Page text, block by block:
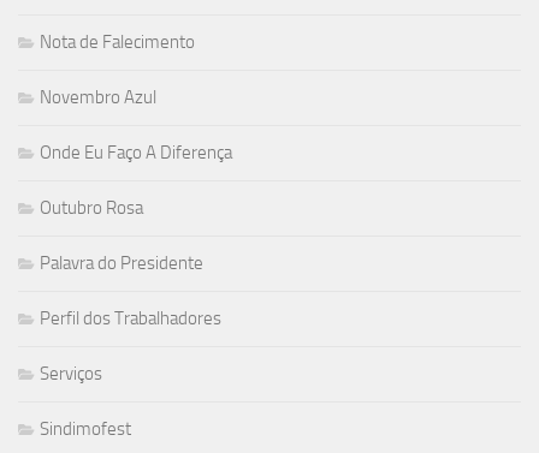
Nota de Falecimento
Novembro Azul
Onde Eu Faço A Diferença
Outubro Rosa
Palavra do Presidente
Perfil dos Trabalhadores
Serviços
Sindimofest